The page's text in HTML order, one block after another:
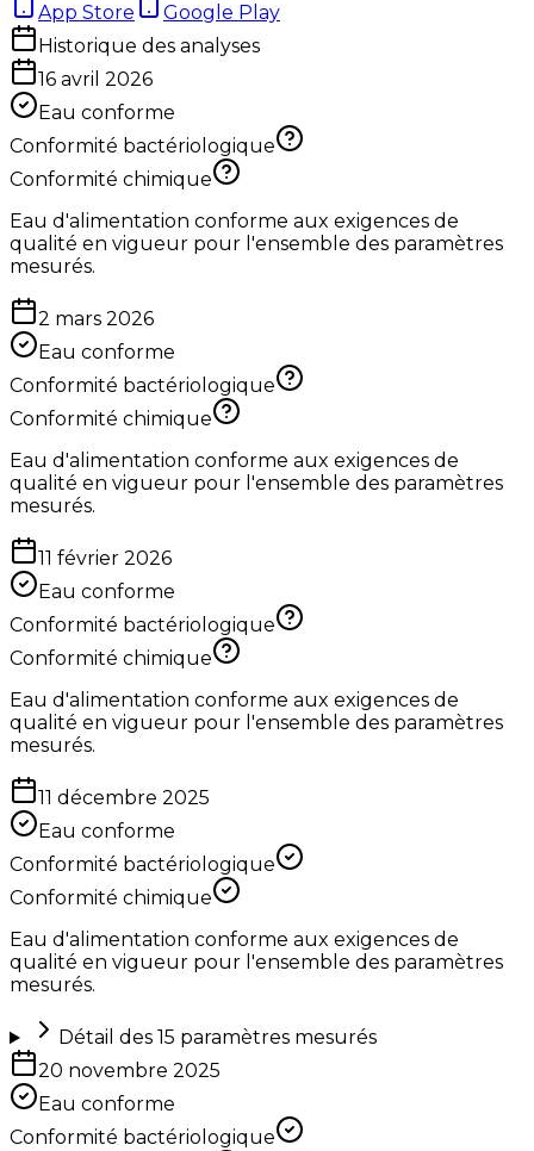
App Store
Google Play
Historique des analyses
16 avril 2026
Eau conforme
Conformité bactériologique
Conformité chimique
Eau d'alimentation conforme aux exigences de
qualité en vigueur pour l'ensemble des paramètres
mesurés.
2 mars 2026
Eau conforme
Conformité bactériologique
Conformité chimique
Eau d'alimentation conforme aux exigences de
qualité en vigueur pour l'ensemble des paramètres
mesurés.
11 février 2026
Eau conforme
Conformité bactériologique
Conformité chimique
Eau d'alimentation conforme aux exigences de
qualité en vigueur pour l'ensemble des paramètres
mesurés.
11 décembre 2025
Eau conforme
Conformité bactériologique
Conformité chimique
Eau d'alimentation conforme aux exigences de
qualité en vigueur pour l'ensemble des paramètres
mesurés.
Détail des 15 paramètres mesurés
20 novembre 2025
Eau conforme
Conformité bactériologique